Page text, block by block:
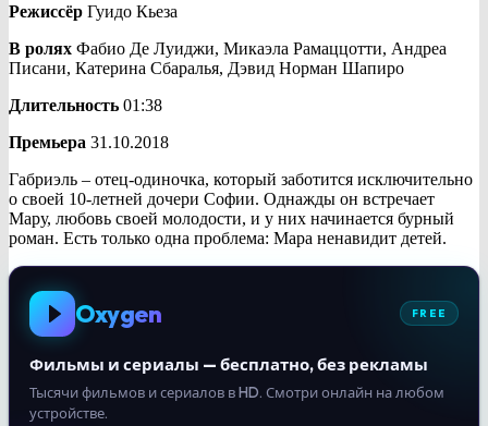
Режиссёр Гуидо Кьеза
В ролях Фабио Де Луиджи, Микаэла Рамаццотти, Андреа
Писани, Катерина Сбаралья, Дэвид Норман Шапиро
Длительность 01:38
Премьера 31.10.2018
Габриэль – отец-одиночка, который заботится исключительно
о своей 10-летней дочери Софии. Однажды он встречает
Мару, любовь своей молодости, и у них начинается бурный
роман. Есть только одна проблема: Мара ненавидит детей.
Oxygen FREE
Фильмы и сериалы — бесплатно, без рекламы
Тысячи фильмов и сериалов в HD. Смотри онлайн на любом
устройстве.